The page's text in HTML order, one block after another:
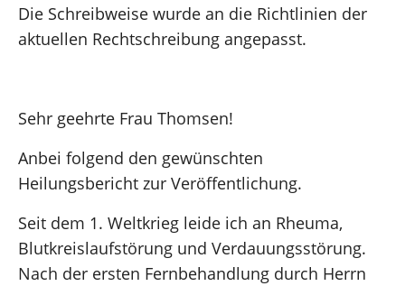
Die Schreibweise wurde an die Richtlinien der
aktuellen Rechtschreibung angepasst.
Sehr geehrte Frau Thomsen!
Anbei folgend den gewünschten
Heilungsbericht zur Veröffentlichung.
Seit dem 1. Weltkrieg leide ich an Rheuma,
Blutkreislaufstörung und Verdauungsstörung.
Nach der ersten Fernbehandlung durch Herrn